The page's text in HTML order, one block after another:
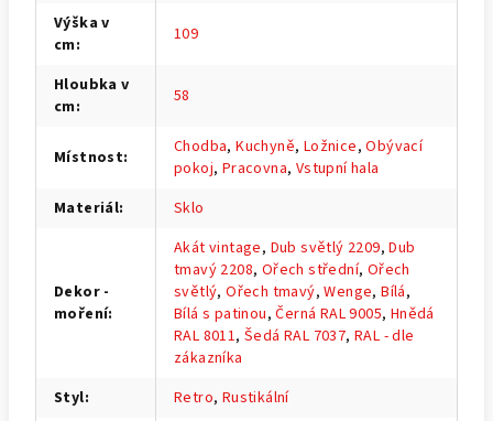
Výška v
cm: 109
Hloubka v
cm: 58
Místnost: Chodba,Kuchyně, Ložnice,Obývací
pokoj, Pracovna, Vstupní hala
Materiál: Sklo
Dekor -
moření:
Akát vintage, Dub světlý 2209,Dub
tmavý 2208, Ořech střední, Ořech
světlý,Ořech tmavý,Wenge,Bílá,
Bílá s patinou,Černá RAL 9005, Hnědá
RAL 8011,Šedá RAL 7037,RAL - dle
zákazníka
Styl: Retro, Rustikální